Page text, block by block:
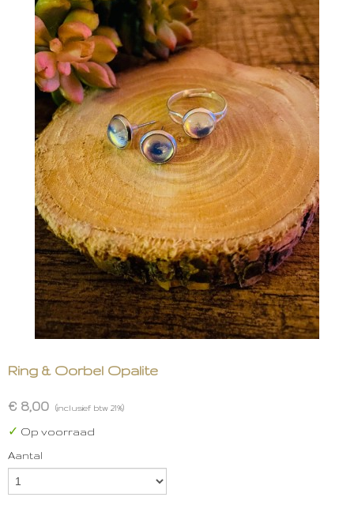
Ring & Oorbel Opalite
€ 8,00 (inclusief btw 21%)
✓ Op voorraad
Aantal